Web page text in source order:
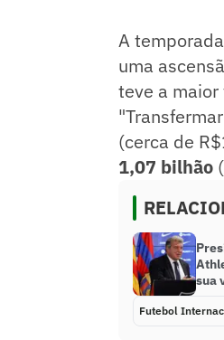
A
uma
teve a
(cerca de
1,07 bilhão
sua
Futebol